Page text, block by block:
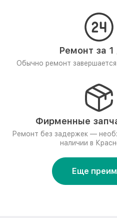
Ремонт за 1
Обычно ремонт
Фирменные
Ремонт без задержек —
наличии в
Еще